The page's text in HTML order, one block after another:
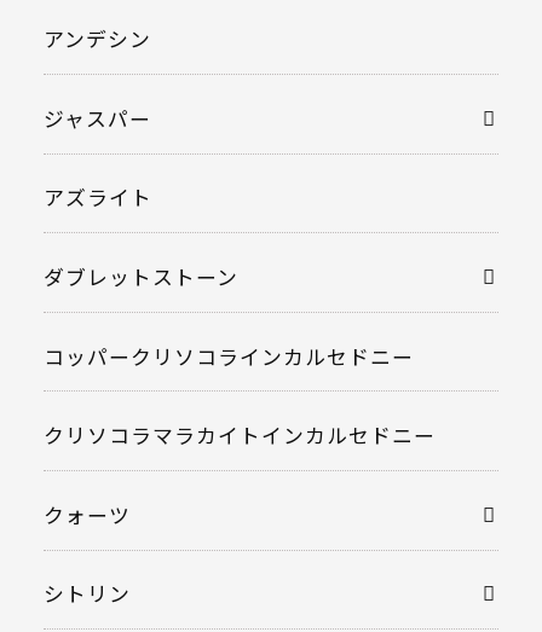
アンデシン
ジャスパー
アズライト
ダブレットストーン
コッパークリソコラインカルセドニー
クリソコラマラカイトインカルセドニー
クォーツ
シトリン